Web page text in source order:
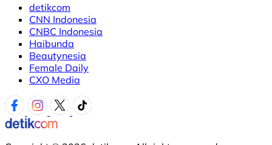
detikcom
CNN Indonesia
CNBC Indonesia
Haibunda
Beautynesia
Female Daily
CXO Media